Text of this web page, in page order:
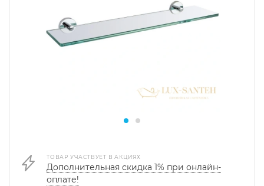
ТОВАР УЧАСТВУЕТ В АКЦИЯХ
Дополнительная скидка 1% при онлайн-
оплате!